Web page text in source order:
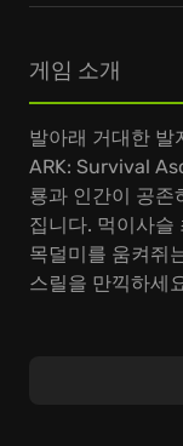
게임 소개
발아래 거대한 발
ARK: Survival
룡과 인간이 공존
집니다. 먹이사슬
목덜미를 움켜쥐
스릴을 만끽하세
듯 아름답습니다